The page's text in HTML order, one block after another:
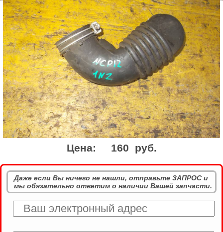
Цена: 160 руб.
Даже если Вы ничего не нашли, отправьте ЗАПРОС и
мы обязательно ответим о наличии Вашей запчасти.